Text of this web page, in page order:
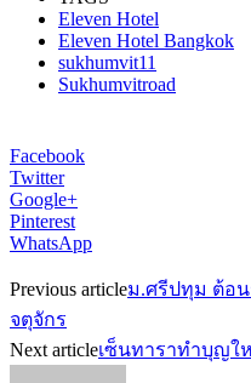
Eleven Hotel
Eleven Hotel Bangkok
sukhumvit11
Sukhumvitroad
Facebook
Twitter
Google+
Pinterest
WhatsApp
Previous articleม.ศรีปทุม ต้อ
จตุจักร
Next articleเซ็นทาราทำบุญใ